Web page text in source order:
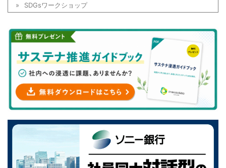
SDGsワークショップ